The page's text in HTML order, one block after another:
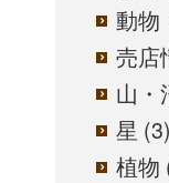
動物
売店
山・
星 (3)
植物